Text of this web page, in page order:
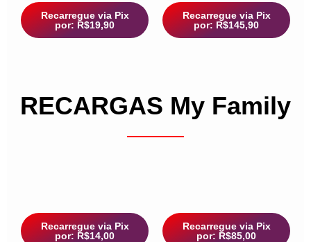
Recarregue via Pix
por: R$19,90
Recarregue via Pix
por: R$145,90
RECARGAS My Family
Recarregue via Pix
por: R$14,00
Recarregue via Pix
por: R$85,00